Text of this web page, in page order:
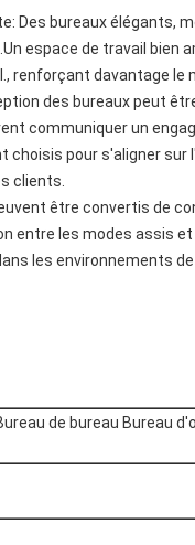
Des bureaux élégants,
espace de travail bien
renforçant davantage le
des bureaux peut
communiquer un
choisis pour s'aligner
clients.
être convertis de
entre les modes assis
les environnements
de bureau Bureau